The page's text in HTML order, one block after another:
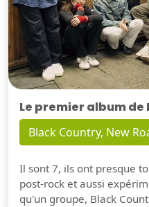
Le premier album de
Black Country, New
Il sont 7, ils ont presque
post-rock et aussi
qu'un groupe, Black